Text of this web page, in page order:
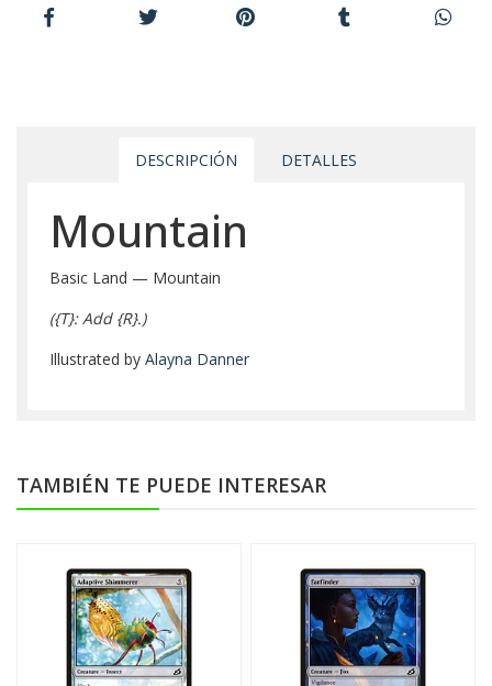
DESCRIPCIÓN DETALLES
Mountain
Basic Land — Mountain
({T}: Add {R}.)
Illustrated by Alayna Danner
TAMBIÉN TE PUEDE INTERESAR